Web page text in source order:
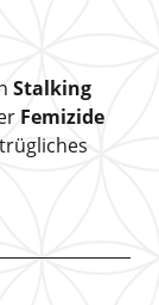
Stalking
Femizide